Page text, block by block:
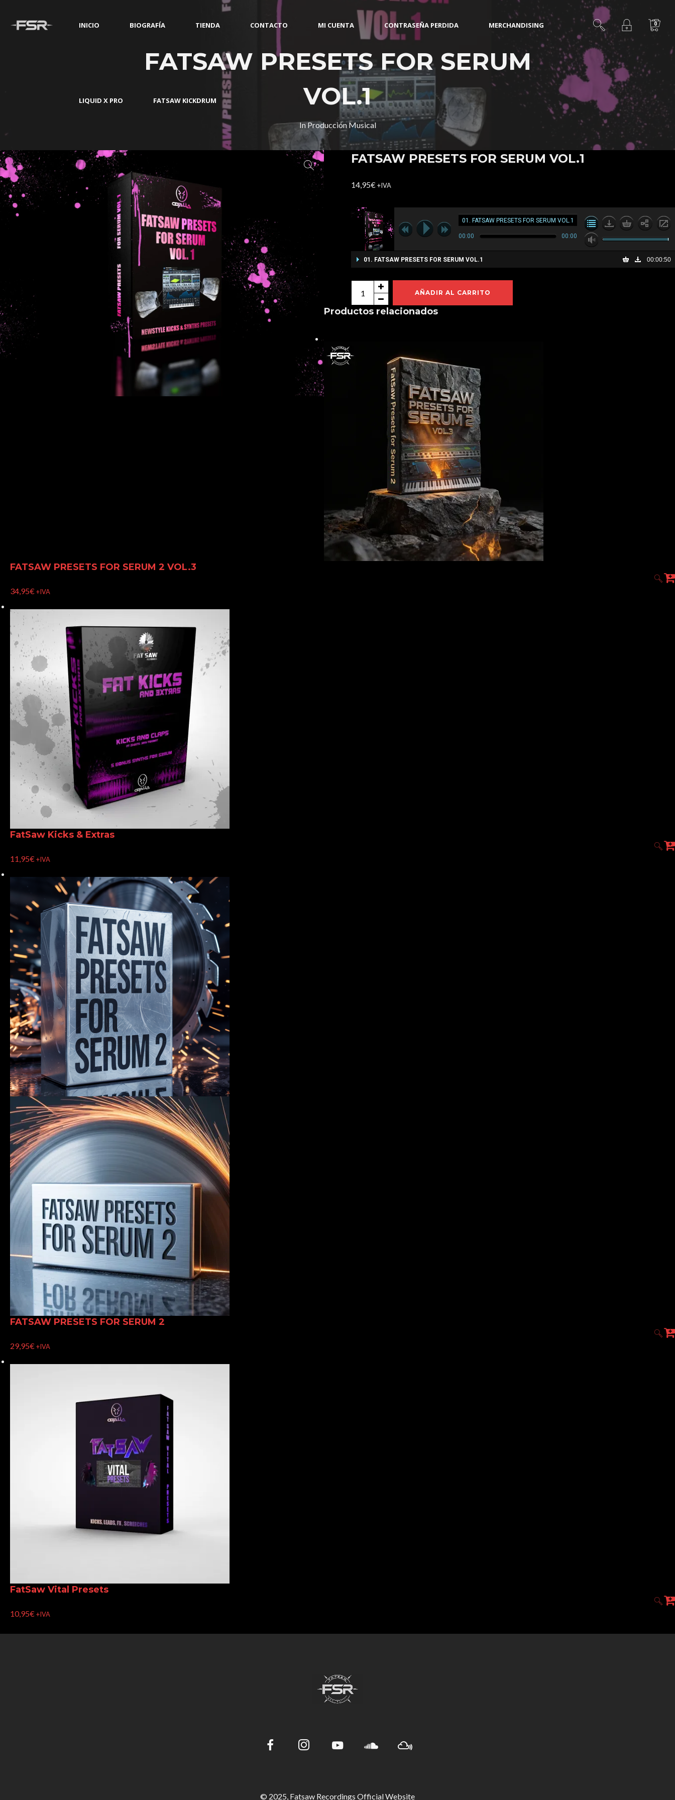
INICIO BIOGRAFÍA TIENDA CONTACTO MI CUENTA CONTRASEÑA PERDIDA MERCHANDISING
LIQUID X PRO FATSAW KICKDRUM
0
FATSAW PRESETS FOR SERUM
VOL.1
InProducción Musical
FATSAW PRESETS FOR SERUM VOL.1
14,95€+IVA
01. FATSAW PRESETS FOR SERUM VOL.1
00:00 00:00
01. FATSAW PRESETS FOR SERUM VOL.1 00:00:50
FATSAW
PRESETS
FOR
cantidad
AÑADIR AL CARRITO
Productos relacionados
FATSAW PRESETS FOR SERUM 2 VOL.3
34,95€ +IVA
FatSaw Kicks & Extras
11,95€ +IVA
FATSAW PRESETS FOR SERUM 2
29,95€ +IVA
FatSaw Vital Presets
10,95€ +IVA
© 2025, Fatsaw Recordings Official Website